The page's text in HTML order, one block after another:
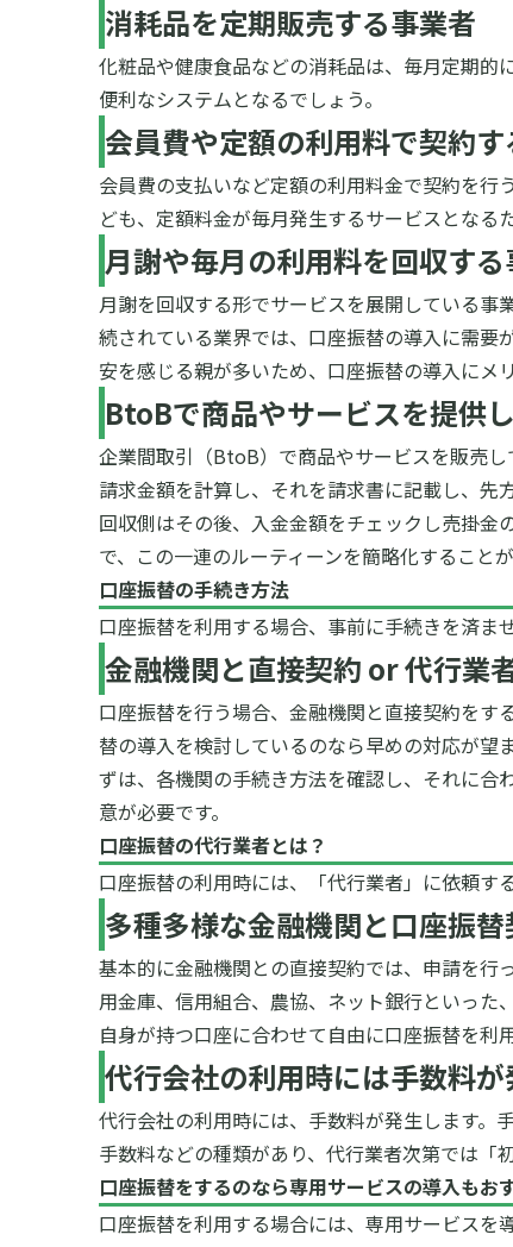
消耗品を定期販売する事業者
化粧品や健康食品などの消耗品は、毎月定期的
便利なシステムとなるでしょう。
会員費や定額の利用料で契約
会員費の支払いなど定額の利用料金で契約を
ども、定額料金が毎月発生するサービスとなる
月謝や毎月の利用料を回収する
月謝を回収する形でサービスを展開している
続されている業界では、口座振替の導入に需要
安を感じる親が多いため、口座振替の導入にメ
BtoBで商品やサービスを提供
企業間取引（BtoB）で商品やサービスを販売
請求金額を計算し、それを請求書に記載し、先
回収側はその後、入金金額をチェックし売掛金
で、この一連のルーティーンを簡略化すること
口座振替の手続き方法
口座振替を利用する場合、事前に手続きを済ま
金融機関と直接契約 or 代行業
口座振替を行う場合、金融機関と直接契約を
替の導入を検討しているのなら早めの対応が望
ずは、各機関の手続き方法を確認し、それに合
意が必要です。
口座振替の代行業者とは？
口座振替の利用時には、「代行業者」に依頼す
多種多様な金融機関と口座振
基本的に金融機関との直接契約では、申請を行
用金庫、信用組合、農協、ネット銀行といっ
自身が持つ口座に合わせて自由に口座振替を利
代行会社の利用時には手数料が
代行会社の利用時には、手数料が発生します。
手数料などの種類があり、代行業者次第では「
口座振替をするのなら専用サービスの導入もお
口座振替を利用する場合には、専用サービスを